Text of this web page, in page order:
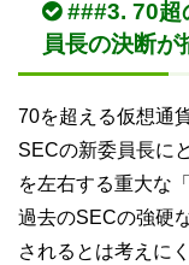
###3. 70超
員長の決断が
70を超える仮想通
SECの新委員長に
を左右する重大な
過去のSECの強硬
されるとは考えに